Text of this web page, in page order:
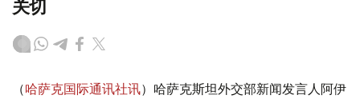
关切
（哈萨克国际通讯社讯）哈萨克斯坦外交部新闻发言人阿伊